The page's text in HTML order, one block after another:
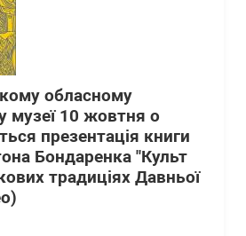
обласному
музеї 10 жовтня о
презентація книги
Бондаренка "Культ
традиціях Давньої